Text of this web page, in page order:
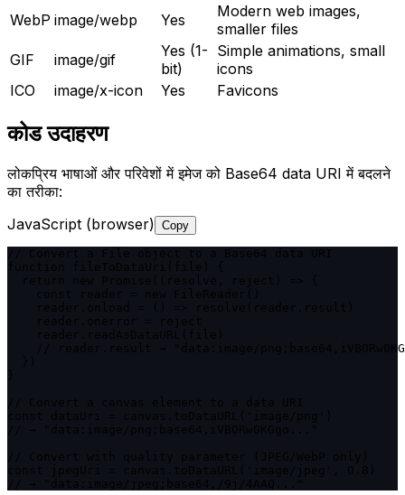
WebP image/webp Yes
Modern web images,
smaller files
GIF
image/gif
Yes (1-
bit)
Simple animations, small
icons
ICO
image/x-icon Yes Favicons
कोड उदाहरण
लोकप्रिय भाषाओं और परिवेशों में इमेज को Base64 data URI में बदलने
का तरीका:
JavaScript (browser) Copy
// reader.result → "data:image/